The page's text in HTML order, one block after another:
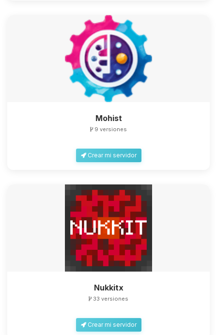
Mohist
9 versiones
Crear mi servidor
Nukkitx
33 versiones
Crear mi servidor